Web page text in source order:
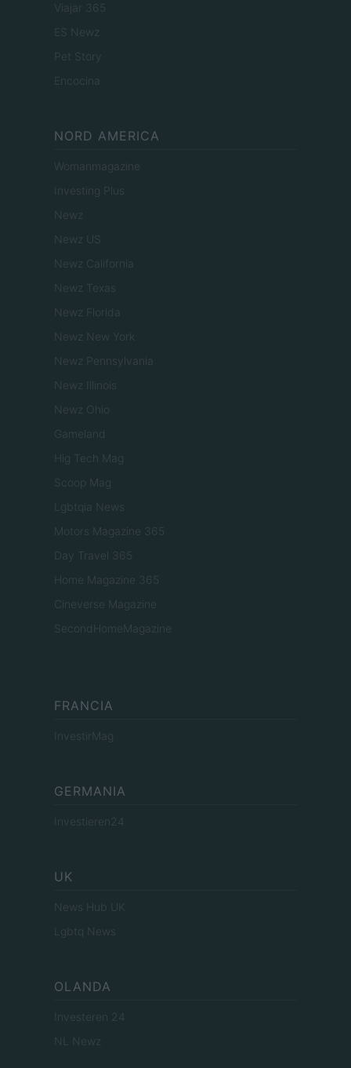
Viajar 365
ES Newz
Pet Story
Encocina
NORD AMERICA
Womanmagazine
Investing Plus
Newz
Newz US
Newz California
Newz Texas
Newz Florida
Newz New York
Newz Pennsylvania
Newz Illinois
Newz Ohio
Gameland
Hig Tech Mag
Scoop Mag
Lgbtqia News
Motors Magazine 365
Day Travel 365
Home Magazine 365
Cineverse Magazine
SecondHomeMagazine
FRANCIA
InvestirMag
GERMANIA
Investieren24
UK
News Hub UK
Lgbtq News
OLANDA
Investeren 24
NL Newz